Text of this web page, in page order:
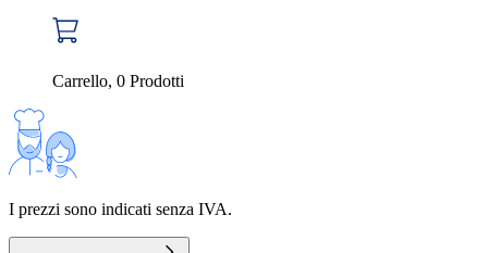
Carrello, 0 Prodotti
I prezzi sono indicati senza IVA.